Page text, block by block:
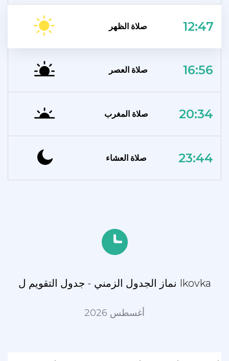
صلاة الظهر 12:47
صلاة العصر 16:56
صلاة المغرب 20:34
صلاة العشاء 23:44
نماز الجدول الزمني - جدول التقويم ل Ikovka
أغسطس 2026